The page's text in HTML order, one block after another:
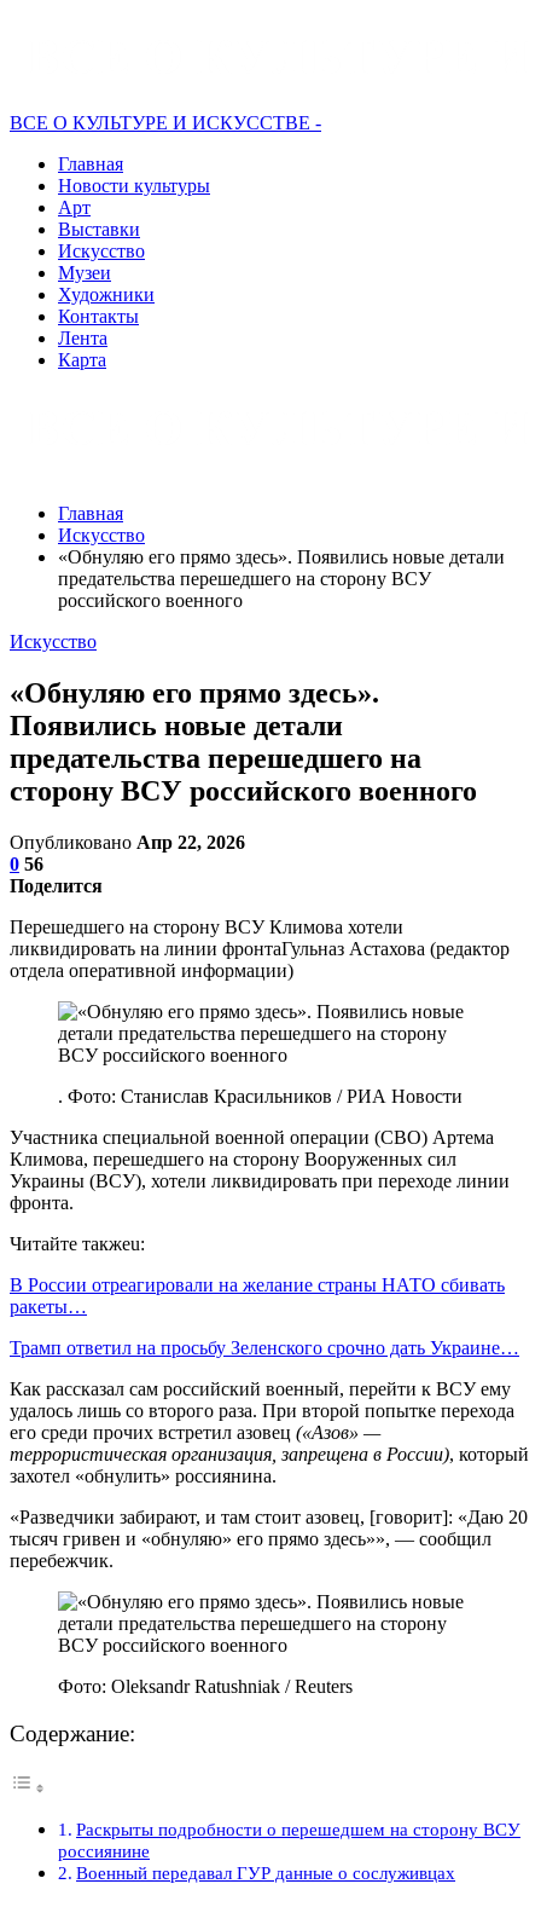
ВСЕ О КУЛЬТУРЕ И ИСКУССТВЕ -
Главная
Новости культуры
Арт
Выставки
Искусство
Музеи
Художники
Контакты
Лента
Карта
Главная
Искусство
«Обнуляю его прямо здесь». Появились новые детали
предательства перешедшего на сторону ВСУ
российского военного
Искусство
«Обнуляю его прямо здесь».
Появились новые детали
предательства перешедшего на
сторону ВСУ российского военного
Опубликовано Апр 22, 2026
0 56
Поделится
Перешедшего на сторону ВСУ Климова хотели
ликвидировать на линии фронтаГульназ Астахова (редактор
отдела оперативной информации)
. Фото: Станислав Красильников / РИА Новости
Участника специальной военной операции (СВО) Артема
Климова, перешедшего на сторону Вооруженных сил
Украины (ВСУ), хотели ликвидировать при переходе линии
фронта.
Читайте такжеu:
В России отреагировали на желание страны НАТО сбивать
ракеты…
Трамп ответил на просьбу Зеленского срочно дать Украине…
Как рассказал сам российский военный, перейти к ВСУ ему
удалось лишь со второго раза. При второй попытке перехода
его среди прочих встретил азовец («Азов» —
террористическая организация, запрещена в России), который
захотел «обнулить» россиянина.
«Разведчики забирают, и там стоит азовец, [говорит]: «Даю 20
тысяч гривен и «обнуляю» его прямо здесь»», — сообщил
перебежчик.
Фото: Oleksandr Ratushniak / Reuters
Содержание:
Раскрыты подробности о перешедшем на сторону ВСУ
россиянине
Военный передавал ГУР данные о сослуживцах